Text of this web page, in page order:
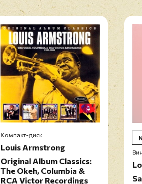
Компакт-диск
Louis Armstrong
Original Album Classics:
The Okeh, Columbia &
RCA Victor Recordings